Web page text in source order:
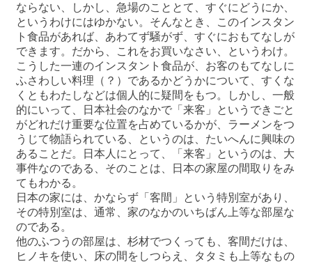
ならない、しかし、急場のこととて、すぐにどうにか、
というわけにはゆかない。そんなとき、このインスタン
ト食品があれば、あわてず騒がず、すぐにおもてなしが
できます。だから、これをお買いなさい、というわけ。
こうした一連のインスタント食品が、お客のもてなしに
ふさわしい料理（？）であるかどうかについて、すくな
くともわたしなどは個人的に疑間をもつ。しかし、一般
的にいって、日本社会のなかで「来客」というできごと
がどれだけ重要な位置を占めているかが、ラーメンをつ
うじて物語られている、というのは、たいへんに興味の
あることだ。日本人にとって、「来客」というのは、大
事件なのである、そのことは、日本の家屋の間取りをみ
てもわかる。
日本の家には、かならず「客間」という特別室があり、
その特別室は、通常、家のなかのいちばん上等な部屋な
のである。
他のふつうの部屋は、杉材でつくっても、客間だけは、
ヒノキを使い、床の間をしつらえ、タタミも上等なもの